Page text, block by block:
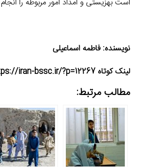
نویسنده: فاطمه اسماعیلی
لینک کوتاه https://iran-bssc.ir/?p=12267
مطالب مرتبط: